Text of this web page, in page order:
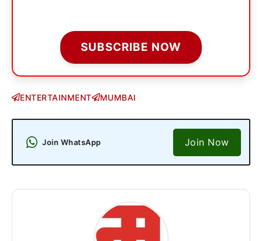
SUBSCRIBE NOW
ENTERTAINMENT MUMBAI
Join WhatsApp Join Now